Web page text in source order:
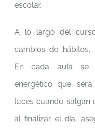
escolar.
A lo largo del
cambios de hábitos,
En cada aula se
energético que
luces cuando salgan
al finalizar el día,